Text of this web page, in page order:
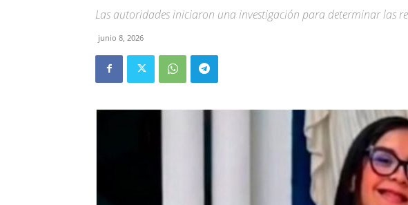
Las autoridades iniciaron una investigación para determinar las
junio 8, 2026